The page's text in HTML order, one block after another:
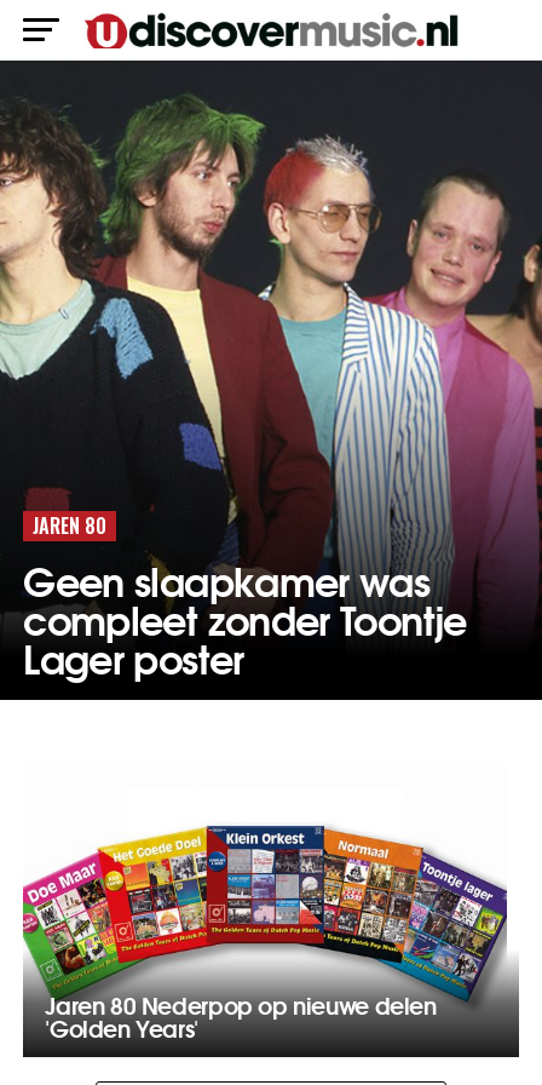
JAREN 80
Geen slaapkamer was
compleet zonder Toontje
Lager poster
Jaren 80 Nederpop op nieuwe delen
'Golden Years'